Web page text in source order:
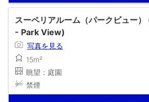
スーペリアルーム（パークビュー
- Park View)
写真を見る
15m²
眺望：庭園
禁煙